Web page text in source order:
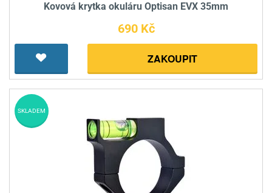
Kovová krytka okuláru Optisan EVX 35mm
690 Kč
ZAKOUPIT
SKLADEM